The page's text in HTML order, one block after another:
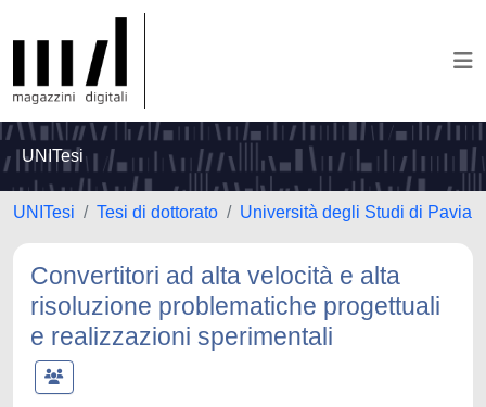
UNITesi
UNITesi Tesi di dottorato Università degli Studi di Pavia
Convertitori ad alta velocità e alta
risoluzione problematiche progettuali
e realizzazioni sperimentali